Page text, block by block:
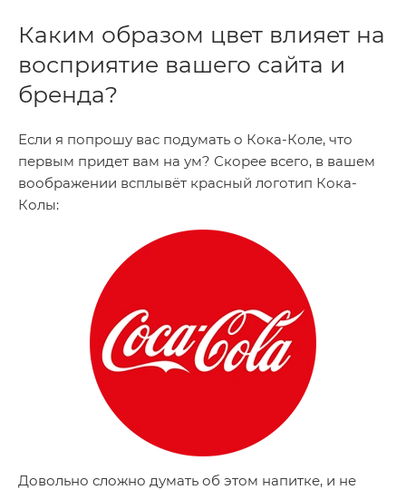
Каким образом цвет влияет на
восприятие вашего сайта и
бренда?
Если я попрошу вас подумать о Кока-Коле, что
первым придет вам на ум? Скорее всего, в вашем
воображении всплывёт красный логотип Кока-
Колы:
Довольно сложно думать об этом напитке, и не